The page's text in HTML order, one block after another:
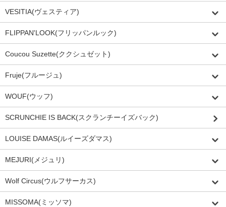
VESITIA(ヴェスティア)
FLIPPAN'LOOK(フリッパンルック)
Coucou Suzette(ククシュゼット)
Fruje(フルージュ)
WOUF(ウッフ)
SCRUNCHIE IS BACK(スクランチーイズバック)
LOUISE DAMAS(ルイーズダマス)
MEJURI(メジュリ)
Wolf Circus(ウルフサーカス)
MISSOMA(ミッソマ)